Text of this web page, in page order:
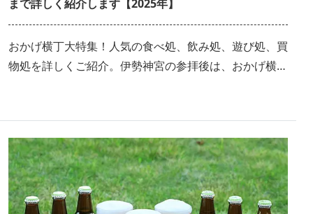
まで詳しく紹介します【2025年】
おかげ横丁大特集！人気の食べ処、飲み処、遊び処、買
物処を詳しくご紹介。伊勢神宮の参拝後は、おかげ横丁